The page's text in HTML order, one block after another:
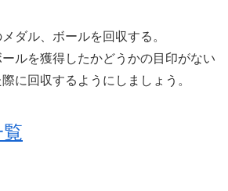
ダル、ボールを回収する。
ルを獲得したかどうかの目印がない
に回収するようにしましょう。